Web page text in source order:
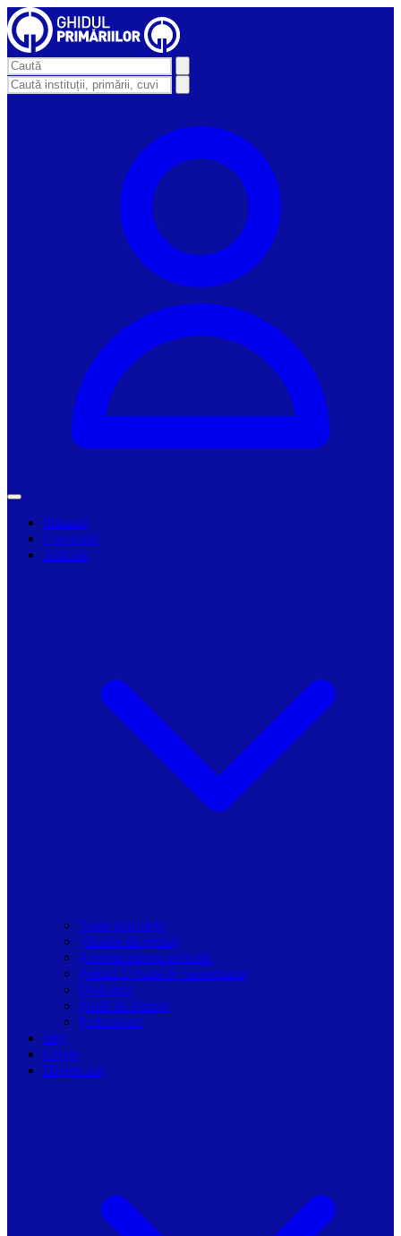
Primarii
Companii
Articole
Toate articolele
Viziune de primar
Resurse pentru primarii
Politici Urbane & Guvernanta
Dialoguri
Profil de Primar
Podcast-uri
Stiri
Oferte
Despre noi